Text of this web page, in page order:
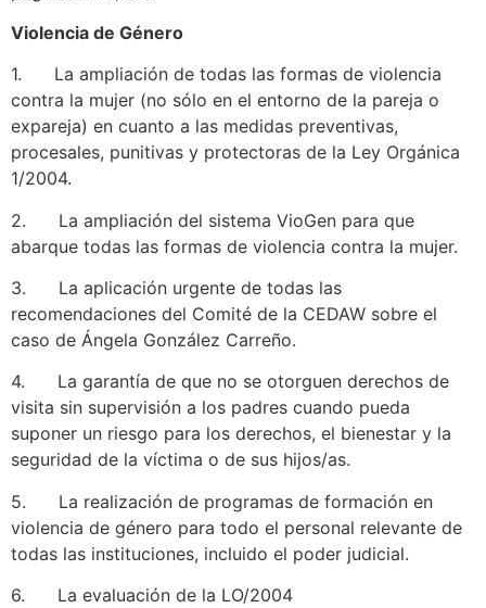
Violencia de Género
1. La ampliación de todas las formas de violencia
contra la mujer (no sólo en el entorno de la pareja o
expareja) en cuanto a las medidas preventivas,
procesales, punitivas y protectoras de la Ley Orgánica
1/2004.
2. La ampliación del sistema VioGen para que
abarque todas las formas de violencia contra la mujer.
3. La aplicación urgente de todas las
recomendaciones del Comité de la CEDAW sobre el
caso de Ángela González Carreño.
4. La garantía de que no se otorguen derechos de
visita sin supervisión a los padres cuando pueda
suponer un riesgo para los derechos, el bienestar y la
seguridad de la víctima o de sus hijos/as.
5. La realización de programas de formación en
violencia de género para todo el personal relevante de
todas las instituciones, incluido el poder judicial.
6. La evaluación de la LO/2004